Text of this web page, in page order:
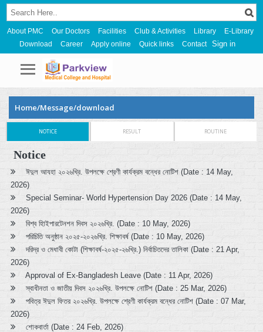
About PMC Our Doctors Facilities Club & Activities Library
E-Library
Download
Career Apply online Quick links Contact Sign in
Home/Message/download
NOTICE RESULT ROUTINE
Notice
ঈদুল আযহা ২০২৬খ্রি. উপলক্ষে শ্রেণী কার্যক্রম বন্ধের নোটিশ (Date : 14 May,
2026)
Special Seminar- World Hypertension Day 2026 (Date : 14 May,
2026)
বিশ্ব হািইপারটেনশন দিবস ২০২৬খ্রি. (Date : 10 May, 2026)
পরিচিতি অনুষ্ঠান ২০২৫-২০২৬খ্রি. শিক্ষাবর্ষ (Date : 10 May, 2026)
দরিদ্র ও মেধাবী কোটা (শিক্ষাবর্ষ-২০২৫-২৬খ্রি.) নির্বাচিতদের তালিকা (Date : 21 Apr,
2026)
Approval of Ex-Bangladesh Leave (Date : 11 Apr, 2026)
স্বাধীনতা ও জাতীয় দিবস ২০২৬খ্রি. উপলক্ষে নোটিশ (Date : 25 Mar, 2026)
পবিত্র ঈদুল ফিতর ২০২৬খ্রি. উপলক্ষে শ্রেণী কার্যক্রম বন্ধের নোটিশ (Date : 07 Mar,
2026)
শোকবার্তা (Date : 24 Feb, 2026)